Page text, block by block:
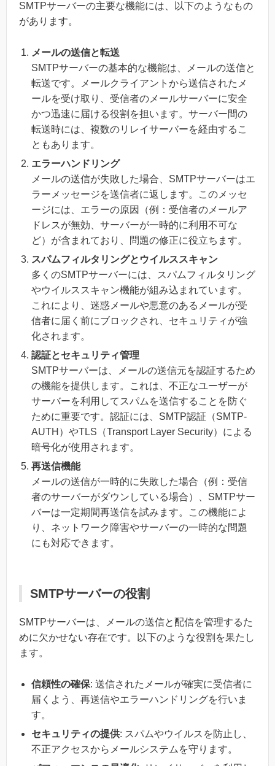
SMTPサーバーの主要な機能には、以下のようなもの
があります。
メールの送信と転送
SMTPサーバーの基本的な機能は、メールの送信と
転送です。メールクライアントから送信されたメ
ールを受け取り、受信者のメールサーバーに安全
かつ迅速に届ける役割を担います。サーバー間の
転送時には、複数のリレイサーバーを経由するこ
ともあります。
エラーハンドリング
メールの送信が失敗した場合、SMTPサーバーはエ
ラーメッセージを送信者に返します。このメッセ
ージには、エラーの原因（例：受信者のメールア
ドレスが無効、サーバーが一時的に利用不可な
ど）が含まれており、問題の修正に役立ちます。
スパムフィルタリングとウイルススキャン
多くのSMTPサーバーには、スパムフィルタリング
やウイルススキャン機能が組み込まれています。
これにより、迷惑メールや悪意のあるメールが受
信者に届く前にブロックされ、セキュリティが強
化されます。
認証とセキュリティ管理
SMTPサーバーは、メールの送信元を認証するため
の機能を提供します。これは、不正なユーザーが
サーバーを利用してスパムを送信することを防ぐ
ために重要です。認証には、SMTP認証（SMTP-
AUTH）やTLS（Transport Layer Security）による
暗号化が使用されます。
再送信機能
メールの送信が一時的に失敗した場合（例：受信
者のサーバーがダウンしている場合）、SMTPサー
バーは一定期間再送信を試みます。この機能によ
り、ネットワーク障害やサーバーの一時的な問題
にも対応できます。
SMTPサーバーの役割
SMTPサーバーは、メールの送信と配信を管理するた
めに欠かせない存在です。以下のような役割を果たし
ます。
信頼性の確保: 送信されたメールが確実に受信者に
届くよう、再送信やエラーハンドリングを行いま
す。
セキュリティの提供: スパムやウイルスを防止し、
不正アクセスからメールシステムを守ります。